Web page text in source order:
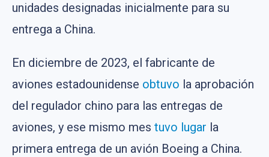
unidades designadas inicialmente para su
entrega a China.
En diciembre de 2023, el fabricante de
aviones estadounidense obtuvo la aprobación
del regulador chino para las entregas de
aviones, y ese mismo mes tuvo lugar la
primera entrega de un avión Boeing a China.